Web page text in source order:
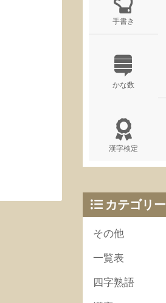
手書き
かな数
漢字検定
カテゴリー
その他
一覧表
四字熟語